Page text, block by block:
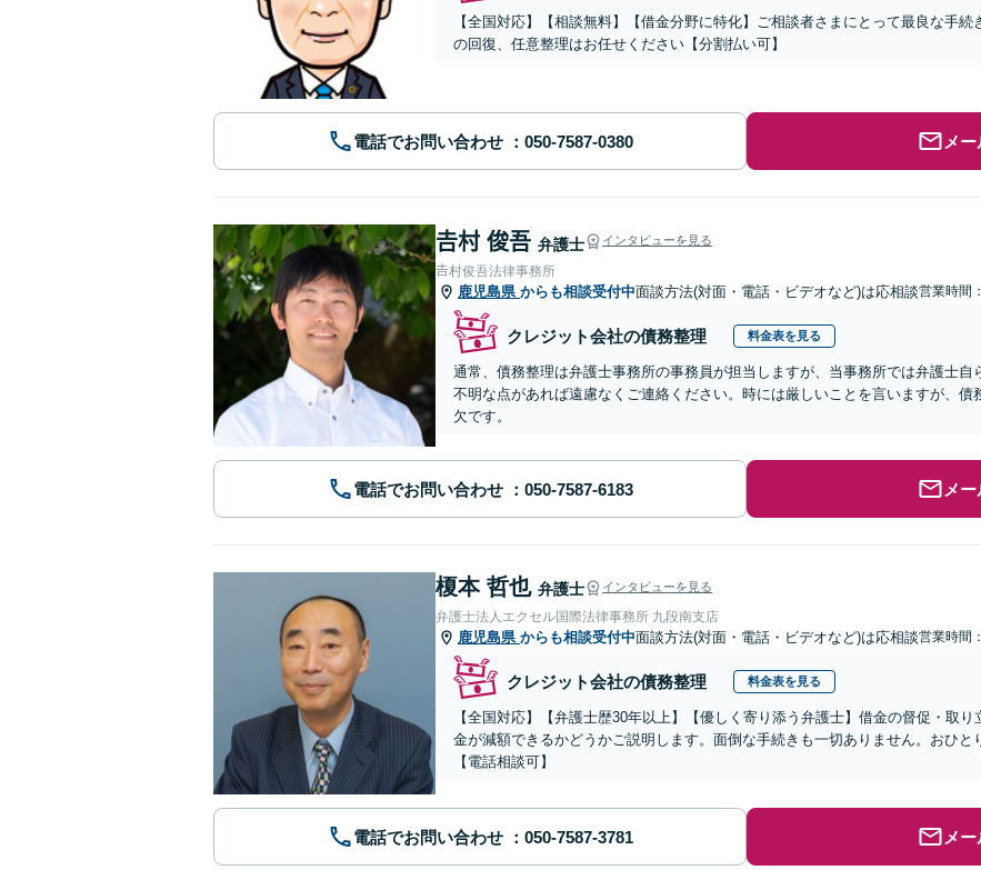
【全国対応】【相談無料】【借金分野に特化】ご相談者さまにとって最良な手
の回復、任意整理はお任せください【分割払い可】
電話でお問い合わせ メ
𠮷村 俊吾 弁護士 インタビューを見る
𠮷村俊吾法律事務所
鹿児島県 からも相談受付中面談方法(対面・電話・ビデオなど)は応相談営業時間
クレジット会社の債務整理 料金表を見る
通常、債務整理は弁護士事務所の事務員が担当しますが、当事務所では弁護士
不明な点があれば遠慮なくご連絡ください。時には厳しいことを言いますが、
欠です。
電話でお問い合わせ メ
榎本 哲也 弁護士 インタビューを見る
弁護士法人エクセル国際法律事務所 九段南支店
鹿児島県 からも相談受付中面談方法(対面・電話・ビデオなど)は応相談営業時間
クレジット会社の債務整理 料金表を見る
【全国対応】【弁護士歴30年以上】【優しく寄り添う弁護士】借金の督促・取
金が減額できるかどうかご説明します。面倒な手続きも一切ありません。おひと
【電話相談可】
電話でお問い合わせ メ